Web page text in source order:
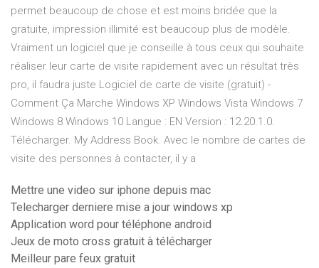
permet beaucoup de chose et est moins bridée que la
gratuite, impression illimité est beaucoup plus de modèle.
Vraiment un logiciel que je conseille à tous ceux qui souhaite
réaliser leur carte de visite rapidement avec un résultat très
pro, il faudra juste Logiciel de carte de visite (gratuit) -
Comment Ça Marche Windows XP Windows Vista Windows 7
Windows 8 Windows 10 Langue : EN Version : 12.20.1.0.
Télécharger. My Address Book. Avec le nombre de cartes de
visite des personnes à contacter, il y a
Mettre une video sur iphone depuis mac
Telecharger derniere mise a jour windows xp
Application word pour téléphone android
Jeux de moto cross gratuit à télécharger
Meilleur pare feux gratuit